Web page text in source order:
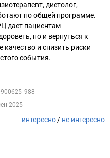
диетолог,
по общей программе.
дает пациентам
но и вернуться к
и снизить риски
события.
2025
интересно / не интересно